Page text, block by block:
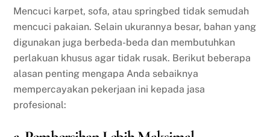
Mencuci karpet, sofa, atau springbed tidak semudah
mencuci pakaian. Selain ukurannya besar, bahan yang
digunakan juga berbeda-beda dan membutuhkan
perlakuan khusus agar tidak rusak. Berikut beberapa
alasan penting mengapa Anda sebaiknya
mempercayakan pekerjaan ini kepada jasa
profesional: